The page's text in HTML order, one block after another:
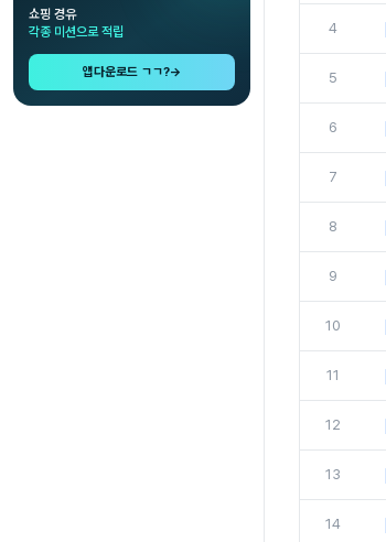
쇼핑 경유
각종 미션으로 적립
앱다운로드 ㄱㄱ?→
4
5
6
7
8
9
10
11
12
13
14